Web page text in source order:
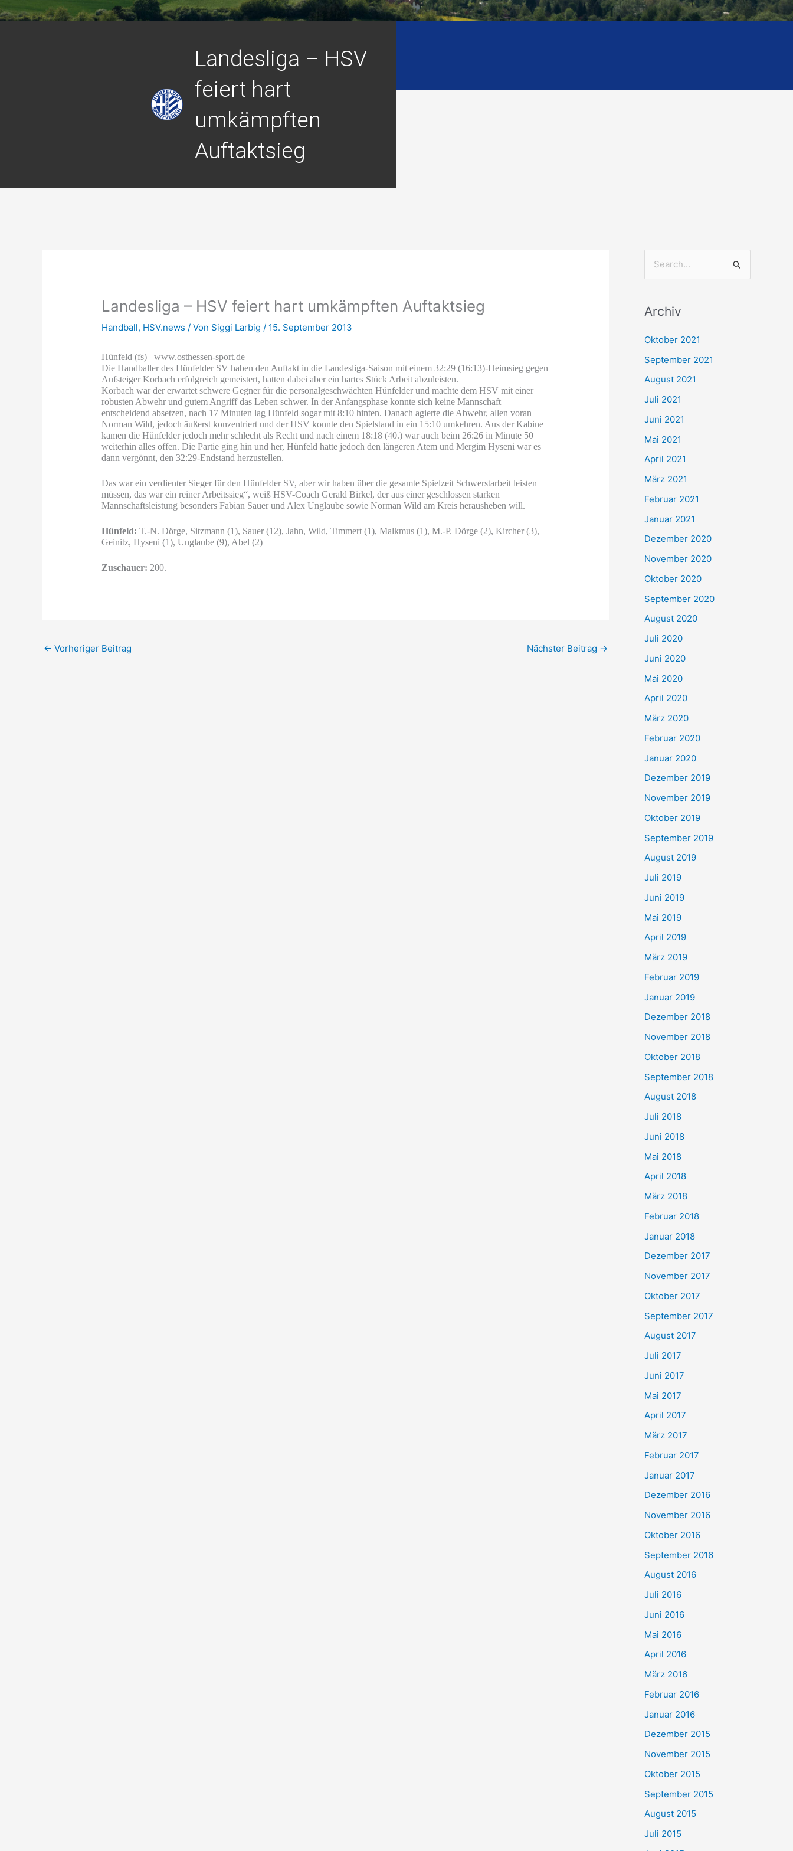
Landesliga – HSV
feiert hart
umkämpften
Auftaktsieg
Landesliga – HSV feiert hart umkämpften Auftaktsieg
Handball, HSV.news / Von Siggi Larbig/ 15. September 2013
Hünfeld (fs) –www.osthessen-sport.de
Die Handballer des Hünfelder SV haben den Auftakt in die Landesliga-Saison mit einem 32:29 (16:13)-Heimsieg gegen
Aufsteiger Korbach erfolgreich gemeistert, hatten dabei aber ein hartes Stück Arbeit abzuleisten.
Korbach war der erwartet schwere Gegner für die personalgeschwächten Hünfelder und machte dem HSV mit einer
robusten Abwehr und gutem Angriff das Leben schwer. In der Anfangsphase konnte sich keine Mannschaft
entscheidend absetzen, nach 17 Minuten lag Hünfeld sogar mit 8:10 hinten. Danach agierte die Abwehr, allen voran
Norman Wild, jedoch äußerst konzentriert und der HSV konnte den Spielstand in ein 15:10 umkehren. Aus der Kabine
kamen die Hünfelder jedoch mehr schlecht als Recht und nach einem 18:18 (40.) war auch beim 26:26 in Minute 50
weiterhin alles offen. Die Partie ging hin und her, Hünfeld hatte jedoch den längeren Atem und Mergim Hyseni war es
dann vergönnt, den 32:29-Endstand herzustellen.
Das war ein verdienter Sieger für den Hünfelder SV, aber wir haben über die gesamte Spielzeit Schwerstarbeit leisten
müssen, das war ein reiner Arbeitssieg“, weiß HSV-Coach Gerald Birkel, der aus einer geschlossen starken
Mannschaftsleistung besonders Fabian Sauer und Alex Unglaube sowie Norman Wild am Kreis herausheben will.
Hünfeld:T.-N. Dörge, Sitzmann (1), Sauer (12), Jahn, Wild, Timmert (1), Malkmus (1), M.-P. Dörge (2), Kircher (3),
Geinitz, Hyseni (1), Unglaube (9), Abel (2)
Zuschauer: 200.
← Vorheriger Beitrag Nächster Beitrag →
h
e
n
h
:
Archiv
Oktober 2021
September 2021
August 2021
Juli 2021
Juni 2021
Mai 2021
April 2021
März 2021
Februar 2021
Januar 2021
Dezember 2020
November 2020
Oktober 2020
September 2020
August 2020
Juli 2020
Juni 2020
Mai 2020
April 2020
März 2020
Februar 2020
Januar 2020
Dezember 2019
November 2019
Oktober 2019
September 2019
August 2019
Juli 2019
Juni 2019
Mai 2019
April 2019
März 2019
Februar 2019
Januar 2019
Dezember 2018
November 2018
Oktober 2018
September 2018
August 2018
Juli 2018
Juni 2018
Mai 2018
April 2018
März 2018
Februar 2018
Januar 2018
Dezember 2017
November 2017
Oktober 2017
September 2017
August 2017
Juli 2017
Juni 2017
Mai 2017
April 2017
März 2017
Februar 2017
Januar 2017
Dezember 2016
November 2016
Oktober 2016
September 2016
August 2016
Juli 2016
Juni 2016
Mai 2016
April 2016
März 2016
Februar 2016
Januar 2016
Dezember 2015
November 2015
Oktober 2015
September 2015
August 2015
Juli 2015